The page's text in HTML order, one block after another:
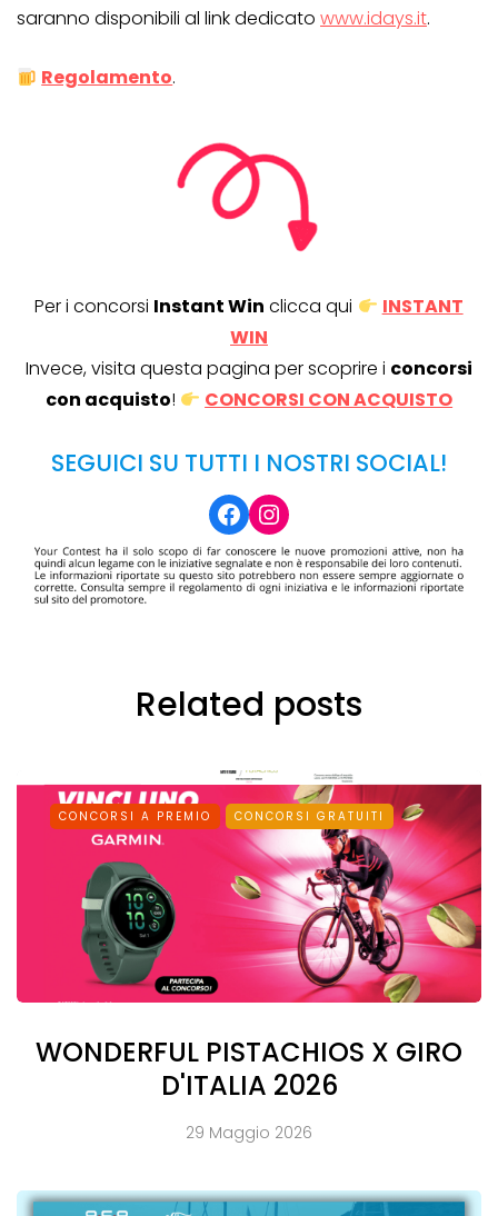
saranno disponibili al link dedicato www.idays.it.
Regolamento.
Per i concorsi Instant Win clicca qui
INSTANT
WIN
Invece, visita questa pagina per scoprire i concorsi
con acquisto! CONCORSI CON ACQUISTO
SEGUICI SU TUTTI I NOSTRI SOCIAL!
Facebook
Instagram
Related posts
CONCORSI A PREMIO CONCORSI GRATUITI
WONDERFUL PISTACHIOS X GIRO
D'ITALIA 2026
29 Maggio 2026